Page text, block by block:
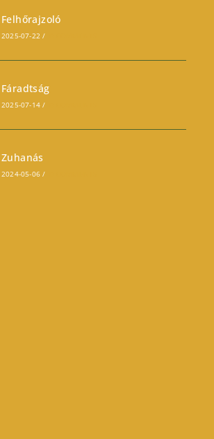
Felhőrajzoló
2025-07-22 /
Fáradtság
2025-07-14 /
Zuhanás
2024-05-06 /